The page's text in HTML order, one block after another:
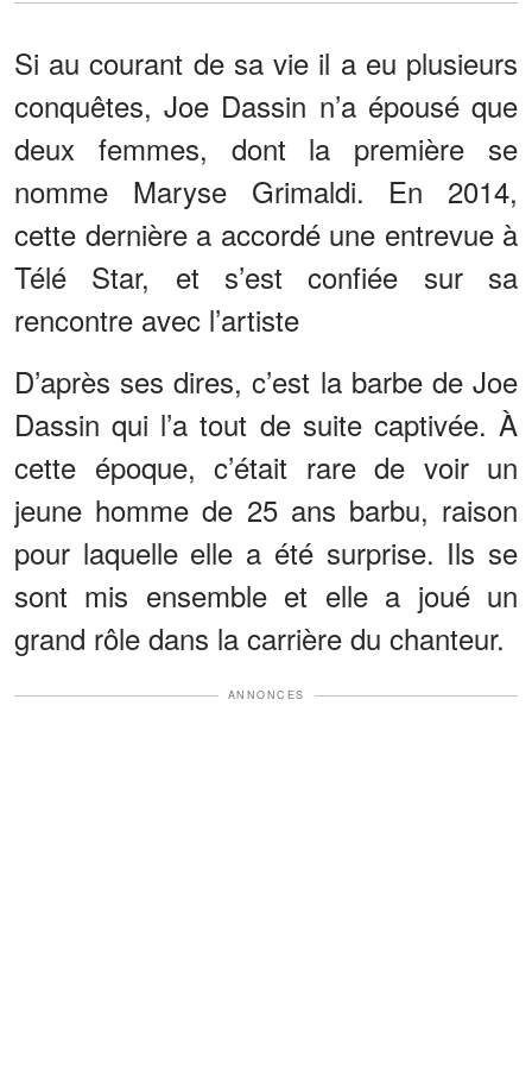
Si au courant de sa vie il a eu plusieurs
conquêtes, Joe Dassin n’a épousé que
deux femmes, dont la première se
nomme Maryse Grimaldi. En 2014,
cette dernière a accordé une entrevue à
Télé Star, et s’est confiée sur sa
rencontre avec l’artiste
D’après ses dires, c’est la barbe de Joe
Dassin qui l’a tout de suite captivée. À
cette époque, c’était rare de voir un
jeune homme de 25 ans barbu, raison
pour laquelle elle a été surprise. Ils se
sont mis ensemble et elle a joué un
grand rôle dans la carrière du chanteur.
ANNONCES